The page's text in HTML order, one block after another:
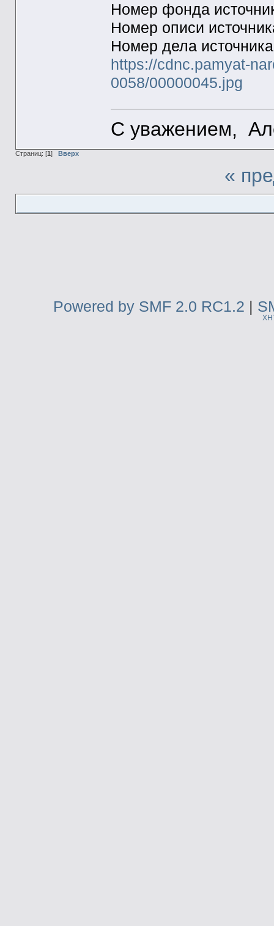
Номер фонда
Номер описи
Номер дела
https://cdnc.pamyat-
0058/00000045.jpg
С уважением,
Страниц: [1] Вверх
«
Powered by SMF 2.0 RC1.2 |